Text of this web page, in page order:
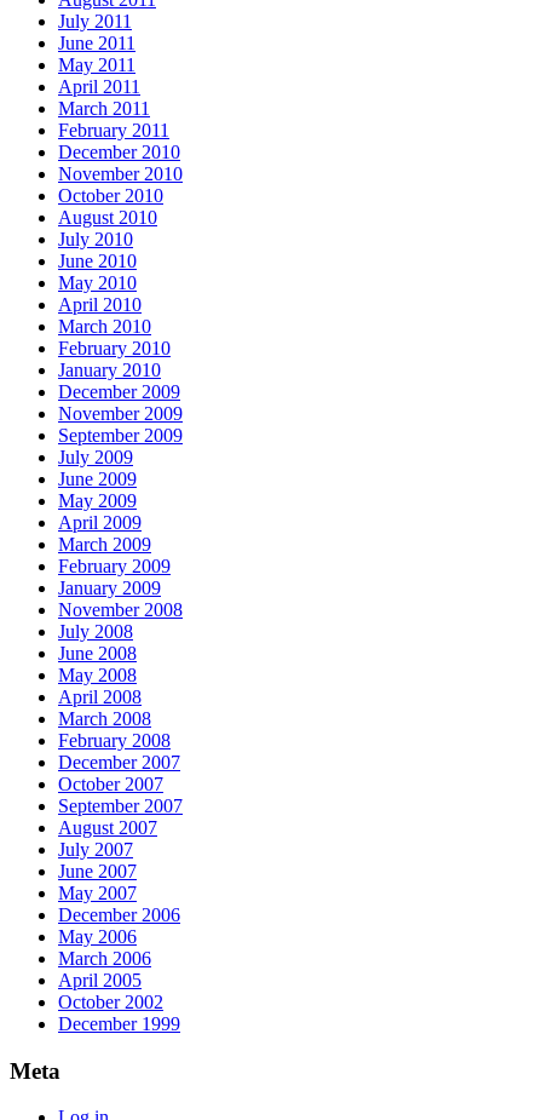
July 2011
June 2011
May 2011
April 2011
March 2011
February 2011
December 2010
November 2010
October 2010
August 2010
July 2010
June 2010
May 2010
April 2010
March 2010
February 2010
January 2010
December 2009
November 2009
September 2009
July 2009
June 2009
May 2009
April 2009
March 2009
February 2009
January 2009
November 2008
July 2008
June 2008
May 2008
April 2008
March 2008
February 2008
December 2007
October 2007
September 2007
August 2007
July 2007
June 2007
May 2007
December 2006
May 2006
March 2006
April 2005
October 2002
December 1999
Meta